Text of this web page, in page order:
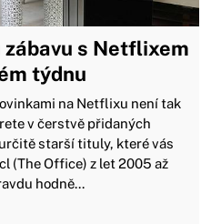
zábavu s Netflixem
týdnu
na Netflixu není tak
v čerstvě přidaných
starší tituly, které vás
(The Office) z let 2005 až
hodně...